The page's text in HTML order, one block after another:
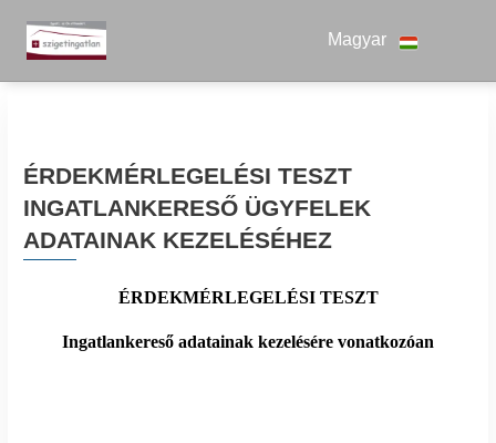
Magyar
ÉRDEKMÉRLEGELÉSI TESZT
INGATLANKERESŐ ÜGYFELEK
ADATAINAK KEZELÉSÉHEZ
ÉRDEKMÉRLEGELÉSI TESZT
Ingatlankereső adatainak kezelésére vonatkozóan